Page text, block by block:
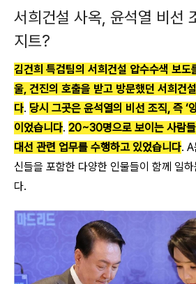
서희건설 사옥, 윤석열 비선
지트?
김건희 특검팀의 서희건설 압수수색 보
울, 건진의 호출을 받고 방문했던 서희건
다. 당시 그곳은 윤석열의 비선 조직, 즉 ‘
이었습니다. 20~30명으로 보이는 사람
대선 관련 업무를 수행하고 있었습니다.
신들을 포함한 다양한 인물들이 함께 일
다.